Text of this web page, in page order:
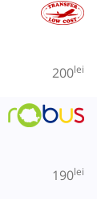
200lei
190lei